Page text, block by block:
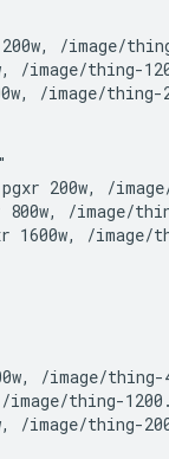
/image/
/image/thing-
/image/
200w, /
/image/
1600w, /image/
/image/
image/thing-
/image/thing-